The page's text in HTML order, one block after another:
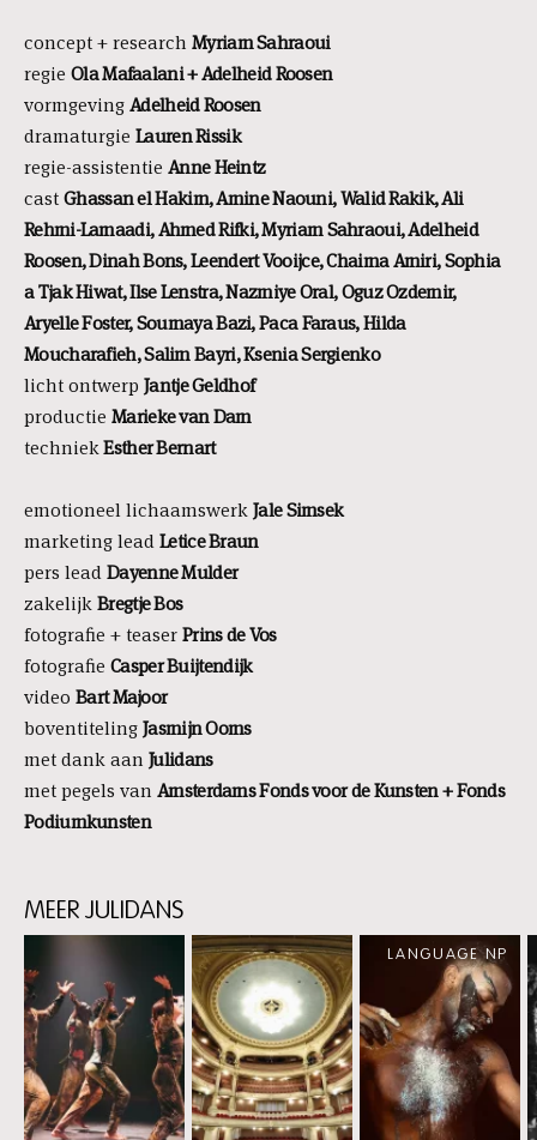
concept + research Myriam Sahraoui
regie Ola Mafaalani + Adelheid Roosen
vormgevingAdelheid Roosen
dramaturgie Lauren Rissik
regie-assistentie Anne Heintz
castGhassan el Hakim, Amine Naouni, Walid Rakik, Ali
Rehmi-Lamaadi, Ahmed Rifki, Myriam Sahraoui, Adelheid
Roosen, Dinah Bons, Leendert Vooijce, Chaima Amiri, Sophia
a Tjak Hiwat, Ilse Lenstra, Nazmiye Oral, Oguz Ozdemir,
Aryelle Foster, Soumaya Bazi, Paca Faraus, Hilda
Moucharafieh, Salim Bayri,Ksenia Sergienko
licht ontwerp Jantje Geldhof
productie Marieke van Dam
techniekEsther Bernart
emotioneel lichaamswerkJale Simsek
marketing leadLetice Braun
pers leadDayenne Mulder
zakelijkBregtje Bos
fotografie + teaserPrins de Vos
fotografie CasperBuijtendijk
video Bart Majoor
boventitelingJasmijn Ooms
met dank aan Julidans
met pegels van Amsterdams Fonds voor de Kunsten + Fonds
Podiumkunsten
MEER JULIDANS
Skip
MEER
JULIDANS
LANGUAGE NP